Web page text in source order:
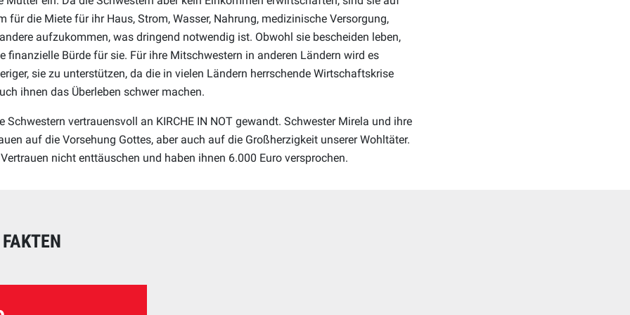
für die Miete für ihr Haus, Strom, Wasser, Nahrung, medizinische Versorgung,
aufzukommen, was dringend notwendig ist. Obwohl sie bescheiden leben,
finanzielle Bürde für sie. Für ihre Mitschwestern in anderen Ländern wird es
sie zu unterstützen, da die in vielen Ländern herrschende Wirtschaftskrise
ihnen das Überleben schwer machen.
Schwestern vertrauensvoll an KIRCHE IN NOT gewandt. Schwester Mirela und ihre
auf die Vorsehung Gottes, aber auch auf die Großherzigkeit unserer Wohltäter.
nicht enttäuschen und haben ihnen 6.000 Euro versprochen.
haben sich an